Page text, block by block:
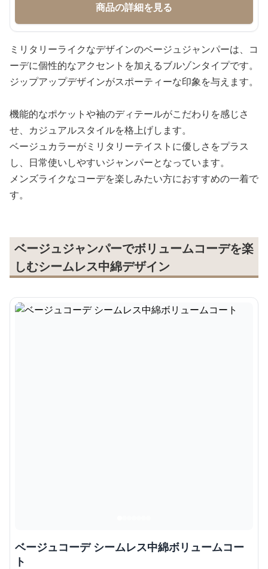
商品の詳細を見る
ミリタリーライクなデザインのベージュジャンパーは、コ
ーデに個性的なアクセントを加えるブルゾンタイプです。
ジップアップデザインがスポーティーな印象を与えます。
機能的なポケットや袖のディテールがこだわりを感じさ
せ、カジュアルスタイルを格上げします。
ベージュカラーがミリタリーテイストに優しさをプラス
し、日常使いしやすいジャンパーとなっています。
メンズライクなコーデを楽しみたい方におすすめの一着で
す。
ベージュジャンパーでボリュームコーデを楽
しむシームレス中綿デザイン
ベージュコーデ シームレス中綿ボリュームコー
ト